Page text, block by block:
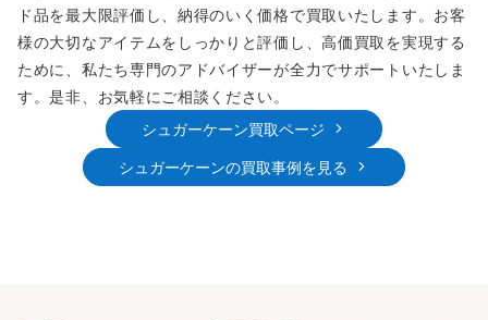
ド品を最大限評価し、納得のいく価格で買取いたします。お客
様の大切なアイテムをしっかりと評価し、高価買取を実現する
ために、私たち専門のアドバイザーが全力でサポートいたしま
す。是非、お気軽にご相談ください。
シュガーケーン買取ページ
シュガーケーンの買取事例を見る